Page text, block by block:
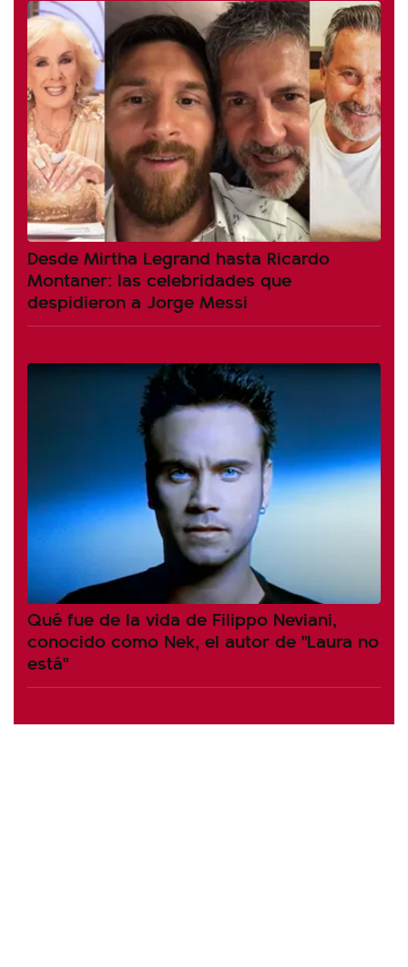
Desde Mirtha Legrand hasta Ricardo
Montaner: las celebridades que
despidieron a Jorge Messi
Qué fue de la vida de Filippo Neviani,
conocido como Nek, el autor de "Laura no
está"